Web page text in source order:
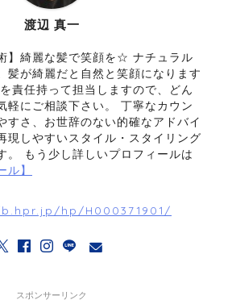
渡辺 真一
】綺麗な髪で笑顔を☆ ナチュラル
髪が綺麗だと自然と笑顔になります
責任持って担当しますので、どん
軽にご相談下さい。 丁寧なカウン
すさ、お世辞のない的確なアドバイ
現しやすいスタイル・スタイリング
。 もう少し詳しいプロフィールは
ル】
hp/H000371901/
スポンサーリンク